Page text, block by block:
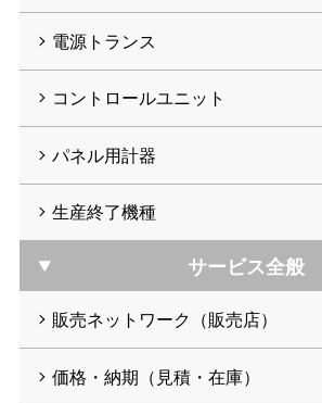
電源トランス
コントロールユニット
パネル用計器
生産終了機種
サービス全般
販売ネットワーク（販売店）
価格・納期（見積・在庫）